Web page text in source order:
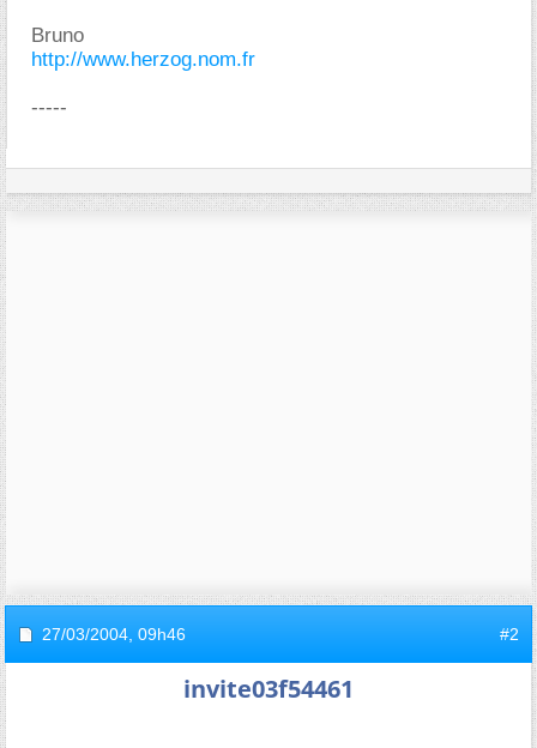
Bruno
http://www.herzog.nom.fr
-----
27/03/2004, 09h46 #2
invite03f54461